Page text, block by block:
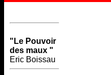
"Le Pouvoir
des maux "
Eric Boissau